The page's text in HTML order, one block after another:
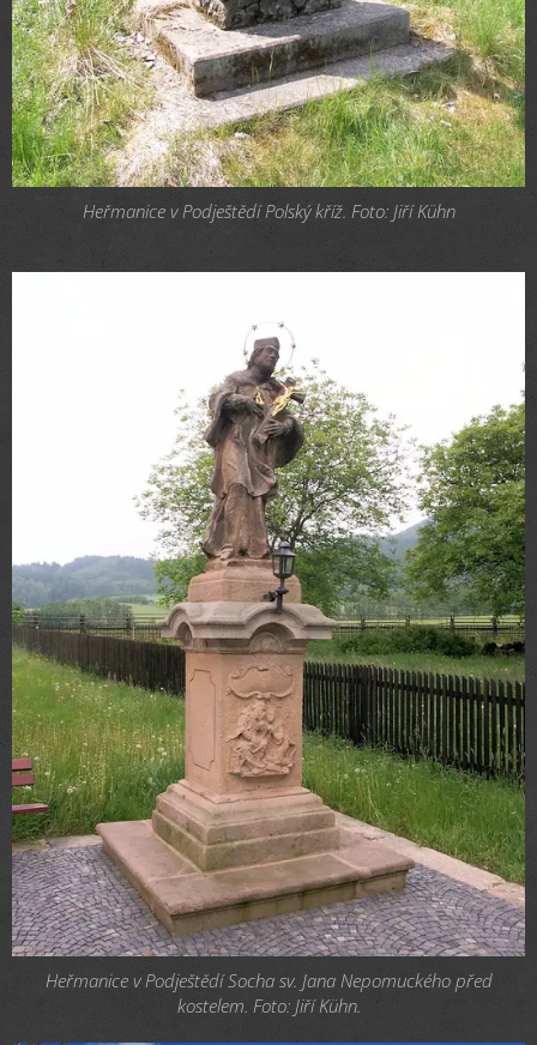
Heřmanice v Podještědí Polský kříž. Foto: Jiří Kühn
Heřmanice v Podještědí Socha sv. Jana Nepomuckého před
kostelem. Foto: Jiří Kühn.